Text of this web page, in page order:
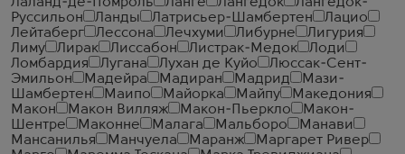
Руссильон
Ланды Латрисьер-Шамбертен
Лацио
Лейтаберг
Лессона Лечхуми Либурне
Лигурия
Лиму
Лирак Лиссабон Листрак-Медок
Лоди
Ломбардия
Лугана Лухан де Куйо
Люссак-Сент-
Эмильон
Мадейра Мадиран Мадрид
Мази-
Шамбертен
Маипо Майорка Майпу
Македония
Макон
Макон Вилляж Макон-Пьеркло
Макон-
Шентре
Маконне Малага Мальборо
Манави
Мансанилья
Манчуела Маранж
Маргарет Ривер